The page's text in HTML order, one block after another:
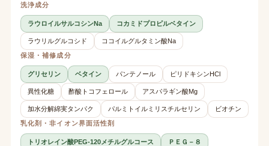
洗浄成分
ラウロイルサルコシンNa コカミドプロピルベタイン
ラウリルグルコシド
ココイルグルタミン酸Na
保湿・補修成分
グリセリン ベタイン パンテノール ピリドキシンHCl
異性化糖 酢酸トコフェロール アスパラギン酸Mg
加水分解綿実タンパク パルミトイルミリスチルセリン
ビオチン
乳化剤・非イオン界面活性剤
トリオレイン酸PEG-120メチルグルコース
ＰＥＧ－８